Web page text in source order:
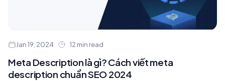
Jan 19, 2024 12 min read
Meta Description là gì? Cách viết meta
description chuẩn SEO 2024